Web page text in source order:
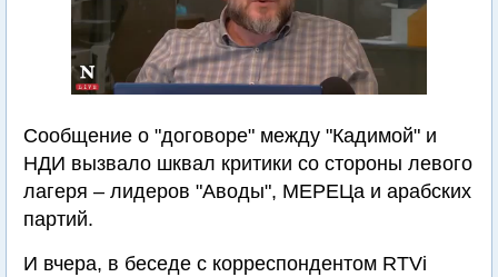
Сообщение о "договоре" между "Кадимой" и
НДИ вызвало шквал критики со стороны левого
лагеря – лидеров "Аводы", МЕРЕЦа и арабских
партий.
И вчера, в беседе с корреспондентом RTVi